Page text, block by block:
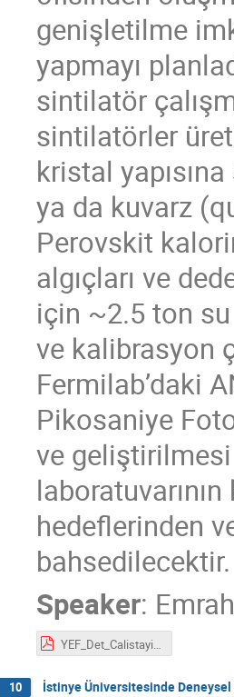
genişletilme
yapmayı
sintilatör
sintilatörler
kristal
ya da kuvarz
Perovskit
algıçları ve
için ~2.5 ton
ve kalibrasyon
Fermilab’daki
Pikosaniye
ve geliştirilmesi
hedeflerinden
bahsedilecektir.
Speaker:
10 İstinye Üniversitesinde Deneysel